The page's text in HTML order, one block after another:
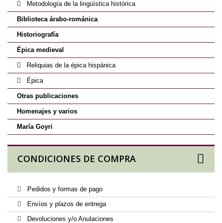
Metodología de la lingüística histórica
Biblioteca árabo-románica
Historiografía
Épica medieval
Reliquias de la épica hispánica
Épica
Otras publicaciones
Homenajes y varios
María Goyri
CONDICIONES DE COMPRA
Pedidos y formas de pago
Envíos y plazos de entrega
Devoluciones y/o Anulaciones